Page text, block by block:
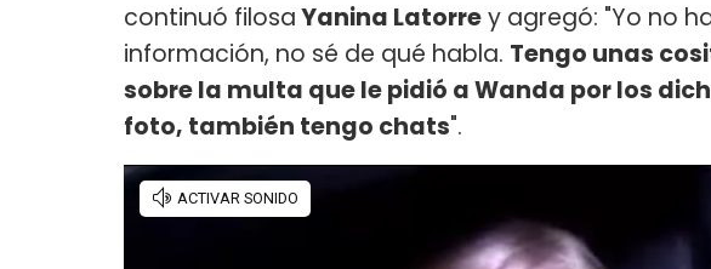
continuó filosaYanina Latorrey agregó: "Yo no
información, no sé de qué habla. Tengo unas
sobre la multa que le pidió a Wanda por los
foto, también tengo chats".